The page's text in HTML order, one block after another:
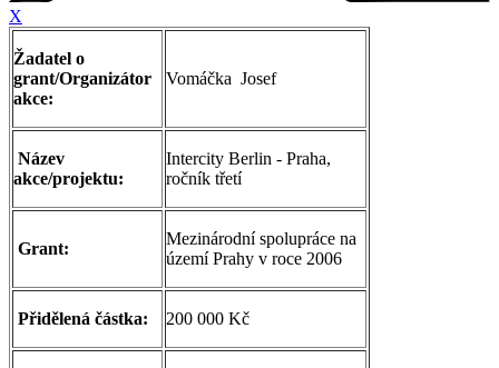
X
Žadatel o
grant/Organizátor
akce:
Vomáčka Josef
Název
akce/projektu:
Intercity Berlin - Praha,
ročník třetí
Grant:
Mezinárodní spolupráce na
území Prahy v roce 2006
Přidělená částka: 200 000 Kč